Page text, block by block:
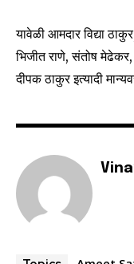
6,300
Fans
यावेळी आमदार विद्या
भिजीत राणे, संतोष
दीपक ठाकुर इत्यादी